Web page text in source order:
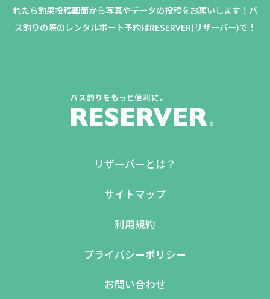
れたら釣果投稿画面から写真やデータの投稿をお願いします！バ
ス釣りの際のレンタルボート予約はRESERVER(リザーバー)で！
リザーバーとは？
サイトマップ
利用規約
プライバシーポリシー
お問い合わせ